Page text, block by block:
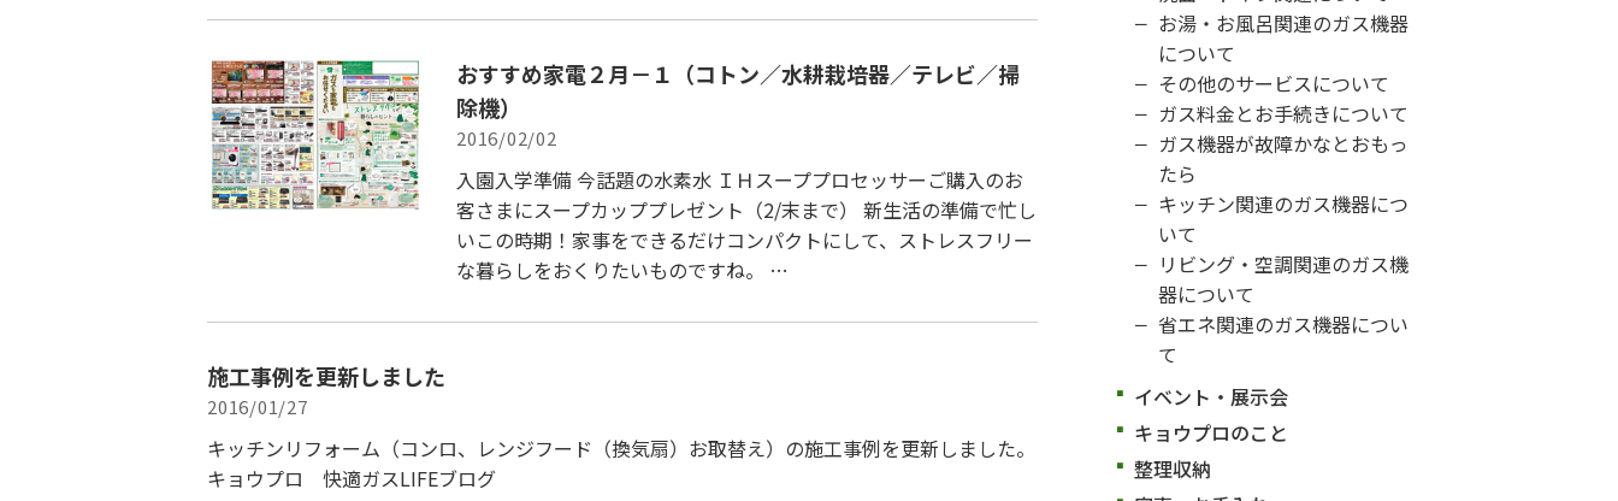
お湯・お風呂関連のガス機器
について
その他のサービスについて
ガス料金とお手続きについて
ガス機器が故障かなとおもっ
たら
キッチン関連のガス機器につ
いて
リビング・空調関連のガス機
器について
省エネ関連のガス機器につい
て
イベント・展示会
キョウプロのこと
整理収納
おすすめ家電２月－１（コトン／水耕栽培器／テレビ／掃
除機）
2016/02/02
入園入学準備 今話題の水素水 ＩＨスーププロセッサーご購入のお
客さまにスープカッププレゼント（2/末まで） 新生活の準備で忙し
いこの時期！家事をできるだけコンパクトにして、ストレスフリー
な暮らしをおくりたいものですね。 …
施工事例を更新しました
2016/01/27
キッチンリフォーム（コンロ、レンジフード（換気扇）お取替え）の施工事例を更新しました。
キョウプロ 快適ガスLIFEブログ